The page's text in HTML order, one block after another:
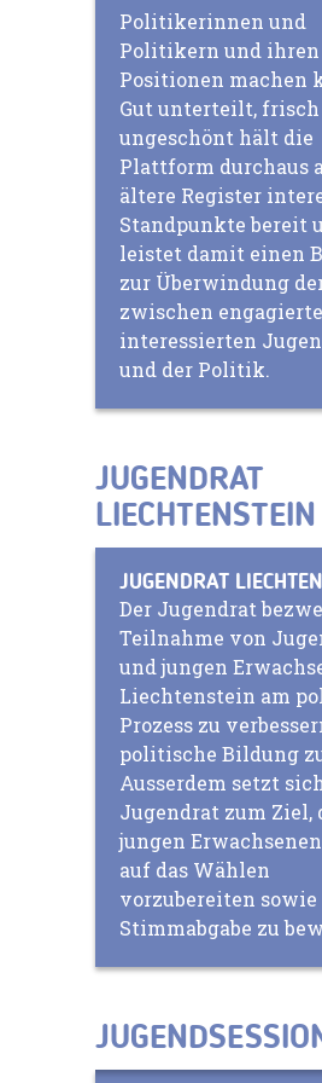
Politikerinnen und
Politikern und ihren
Positionen machen
Gut unterteilt,
ungeschönt hält die
Plattform durchaus
ältere Register
Standpunkte bereit
leistet damit einen
zur Überwindung
zwischen
interessierten
und der Politik.
JUGENDRAT
LIECHTENSTEIN
JUGENDRAT
Der Jugendrat
Teilnahme von
und jungen
Liechtenstein am
Prozess zu
politische Bildung
Ausserdem setzt
Jugendrat zum Ziel,
jungen
auf das Wählen
vorzubereiten sowie
Stimmabgabe zu